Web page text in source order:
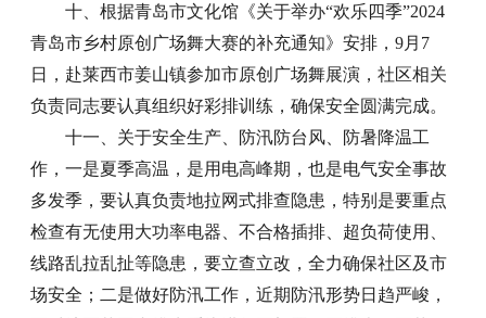
十、根据青岛市文化馆《关于举办“欢乐四季”2024
青岛市乡村原创广场舞大赛的补充通知》安排，9月7
日，赴莱西市姜山镇参加市原创广场舞展演，社区相关
负责同志要认真组织好彩排训练，确保安全圆满完成。
十一、关于安全生产、防汛防台风、防暑降温工
作，一是夏季高温，是用电高峰期，也是电气安全事故
多发季，要认真负责地拉网式排查隐患，特别是要重点
检查有无使用大功率电器、不合格插排、超负荷使用、
线路乱拉乱扯等隐患，要立查立改，全力确保社区及市
场安全；二是做好防汛工作，近期防汛形势日趋严峻，